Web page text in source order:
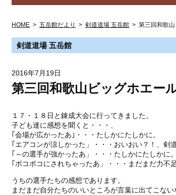
HOME >五岳館だより >剣道道場 五岳館 >第三回和歌
剣道道場 五岳館
2016年7月19日
第三回和歌山ビッグホエー
１７・１８日と錬成大会に行ってきました。
子ども達に感想を聞くと・・・、
｢会場が広かったあ｣・・・たしかにたしかに。
｢エアコンが涼しかった」・・・おいおい？！、剣
｢～の選手が強かったあ」・・・たしかにたしかに。
｢ボコボコにされちゃったあ」・・・まだまだ力不
うちの選手たちの感想であります。
まだまだ自分たちのいいところが言葉に出てこない